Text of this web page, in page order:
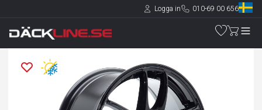
Logga in 010-69 00 656